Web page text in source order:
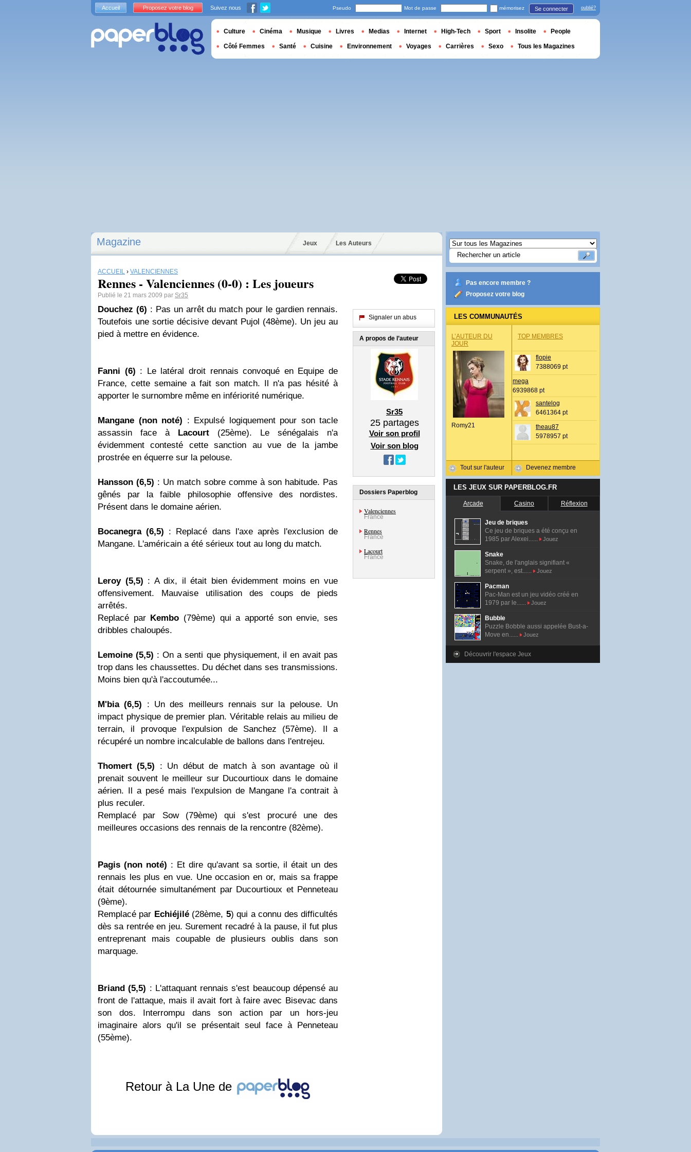
Magazine Jeux Les Auteurs
ACCUEIL › VALENCIENNES
Rennes - Valenciennes (0-0) : Les joueurs
Publié le 21 mars 2009 par Sr35
Douchez (6) : Pas un arrêt du match pour le gardien rennais.
Toutefois une sortie décisive devant Pujol (48ème). Un jeu au
pied à mettre en évidence.
Fanni (6) : Le latéral droit rennais convoqué en Equipe de
France, cette semaine a fait son match. Il n'a pas hésité à
apporter le surnombre même en infériorité numérique.
Mangane (non noté) : Expulsé logiquement pour son tacle
assassin face à Lacourt (25ème). Le sénégalais n'a
évidemment contesté cette sanction au vue de la jambe
prostrée en équerre sur la pelouse.
Hansson (6,5) : Un match sobre comme à son habitude. Pas
gênés par la faible philosophie offensive des nordistes.
Présent dans le domaine aérien.
Bocanegra (6,5) : Replacé dans l'axe après l'exclusion de
Mangane. L'américain a été sérieux tout au long du match.
Leroy (5,5) : A dix, il était bien évidemment moins en vue
offensivement. Mauvaise utilisation des coups de pieds
arrêtés.
Replacé par Kembo (79ème) qui a apporté son envie, ses
dribbles chaloupés.
Lemoine (5,5) : On a senti que physiquement, il en avait pas
trop dans les chaussettes. Du déchet dans ses transmissions.
Moins bien qu'à l'accoutumée...
M'bia (6,5) : Un des meilleurs rennais sur la pelouse. Un
impact physique de premier plan. Véritable relais au milieu de
terrain, il provoque l'expulsion de Sanchez (57ème). Il a
récupéré un nombre incalculable de ballons dans l'entrejeu.
Thomert (5,5) : Un début de match à son avantage où il
prenait souvent le meilleur sur Ducourtioux dans le domaine
aérien. Il a pesé mais l'expulsion de Mangane l'a contrait à
plus reculer.
Remplacé par Sow (79ème) qui s'est procuré une des
meilleures occasions des rennais de la rencontre (82ème).
Pagis (non noté) : Et dire qu'avant sa sortie, il était un des
rennais les plus en vue. Une occasion en or, mais sa frappe
était détournée simultanément par Ducourtioux et Penneteau
(9ème).
Remplacé par Echiéjilé(28ème, 5) qui a connu des difficultés
dès sa rentrée en jeu. Surement recadré à la pause, il fut plus
entreprenant mais coupable de plusieurs oublis dans son
marquage.
Briand (5,5) : L'attaquant rennais s'est beaucoup dépensé au
front de l'attaque, mais il avait fort à faire avec Bisevac dans
son dos. Interrompu dans son action par un hors-jeu
imaginaire alors qu'il se présentait seul face à Penneteau
(55ème).
Retour à La Une de
Signaler un abus
A propos de l’auteur
Sr35
25partages
Voir son profil
Voir son blog
Dossiers Paperblog
Valenciennes
France
Rennes
France
Lacourt
France
Pas encore membre ?
Proposez votre blog
LES COMMUNAUTÉS
L’AUTEUR DU
JOUR
Romy21
Tout sur l'auteur
TOP MEMBRES
flopie
7388069 pt
mega
6939868 pt
santelog
6461364 pt
theau87
5978957 pt
Devenez membre
LES JEUX SUR PAPERBLOG.FR
Arcade Casino Réflexion
Jeu de briques
Ce jeu de briques a été conçu en
1985 par Alexei......
Jouez
Snake
Snake, de l'anglais signifiant «
serpent », est......
Jouez
Pacman
Pac-Man est un jeu vidéo créé en
1979 par le......
Jouez
Bubble
Puzzle Bobble aussi appelée Bust-a-
Move en......
Jouez
Découvrir l'espace Jeux
Accueil Proposez votre blog Suivez nous Pseudo Mot de passe mémorisez Se connecter oublié?
Culture Cinéma Musique Livres Medias Internet High-Tech Sport Insolite People
Côté Femmes Santé Cuisine Environnement Voyages Carrières Sexo Tous les Magazines